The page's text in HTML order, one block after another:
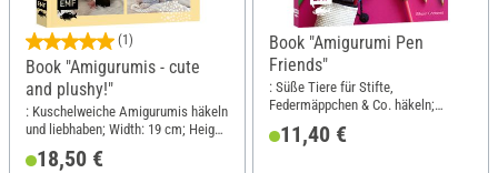
(1)
Book "Amigurumis - cute
and plushy!"
: Kuschelweiche Amigurumis häkeln
und liebhaben; Width: 19 cm; Height:
18,50 €
Book "Amigurumi Pen
Friends"
: Süße Tiere für Stifte,
Federmäppchen & Co. häkeln;
11,40 €